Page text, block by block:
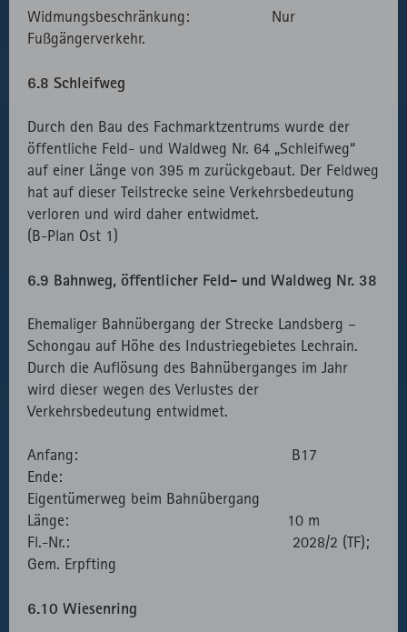
Widmungsbeschränkung: Nur
Fußgängerverkehr.
6.8 Schleifweg
Durch den Bau des Fachmarktzentrums wurde der
öffentliche Feld- und Waldweg Nr. 64 „Schleifweg“
auf einer Länge von 395 m zurückgebaut. Der Feldweg
hat auf dieser Teilstrecke seine Verkehrsbedeutung
verloren und wird daher entwidmet.
(B-Plan Ost 1)
6.9 Bahnweg, öffentlicher Feld- und Waldweg Nr. 38
Ehemaliger Bahnübergang der Strecke Landsberg –
Schongau auf Höhe des Industriegebietes Lechrain.
Durch die Auflösung des Bahnüberganges im Jahr
wird dieser wegen des Verlustes der
Verkehrsbedeutung entwidmet.
Anfang: B17
Ende:
Eigentümerweg beim Bahnübergang
Länge: 10 m
Fl.-Nr.: 2028/2 (TF);
Gem. Erpfting
6.10 Wiesenring